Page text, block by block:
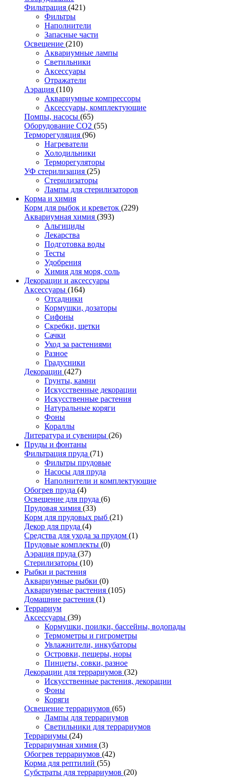
Фильтрация (421)
Фильтры
Наполнители
Запасные части
Освещение (210)
Аквариумные лампы
Светильники
Аксессуары
Отражатели
Аэрация (110)
Аквариумные компрессоры
Аксессуары, комплектующие
Помпы, насосы (65)
Оборудование CO2 (55)
Терморегуляция (96)
Нагреватели
Холодильники
Терморегуляторы
УФ стерилизация (25)
Стерилизаторы
Лампы для стерилизаторов
Корма и химия
Корм для рыбок и креветок (229)
Аквариумная химия (393)
Альгициды
Лекарства
Подготовка воды
Тесты
Удобрения
Химия для моря, соль
Декорации и аксессуары
Аксессуары (164)
Отсадники
Кормушки, дозаторы
Сифоны
Скребки, щетки
Сачки
Уход за растениями
Разное
Градусники
Декорации (427)
Грунты, камни
Искусственные декорации
Искусственные растения
Натуральные коряги
Фоны
Кораллы
Литература и сувениры (26)
Пруды и фонтаны
Фильтрация пруда (71)
Фильтры прудовые
Насосы для пруда
Наполнители и комплектующие
Обогрев пруда (4)
Освещение для пруда (6)
Прудовая химия (33)
Корм для прудовых рыб (21)
Декор для пруда (4)
Средства для ухода за прудом (1)
Прудовые комплекты (0)
Аэрация пруда (37)
Стерилизаторы (10)
Рыбки и растения
Аквариумные рыбки (0)
Аквариумные растения (105)
Домашние растения (1)
Террариум
Аксессуары (39)
Кормушки, поилки, бассейны, водопады
Термометры и гигрометры
Увлажнители, инкубаторы
Островки, пещеры, норы
Пинцеты, совки, разное
Декорации для террариумов (32)
Искусственные растения, декорации
Фоны
Коряги
Освещение террариумов (65)
Лампы для террариумов
Светильники для террариумов
Террариумы (24)
Террариумная химия (3)
Обогрев террариумов (42)
Корма для рептилий (55)
Субстраты для террариумов (20)